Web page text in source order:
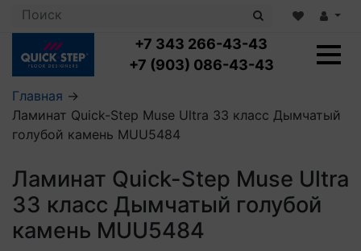
+7 343 266-43-43
+7 (903) 086-43-43
Ламинат с укладкой
Влагостойкий ламинат
Посмотреть все категории
LOC FLOOR FANCY
LOC FLOOR ARCTIC
Посмотреть все категории
Кварцвиниловая плитка с укладкой
Клеевая кварцвиниловая плитка
Виниловый ламинат
Профили для ступеней
Главная →
Ламинат Quick-Step Muse Ultra 33 класс Дымчатый
голубой камень MUU5484
Ламинат Quick-Step Muse Ultra
33 класс Дымчатый голубой
камень MUU5484